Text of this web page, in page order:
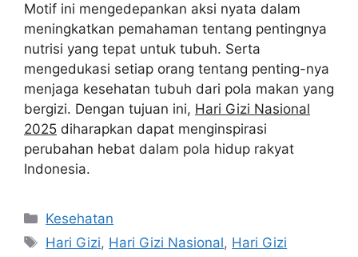
Motif ini mengedepankan aksi nyata dalam
meningkatkan pemahaman tentang pentingnya
nutrisi yang tepat untuk tubuh. Serta
mengedukasi setiap orang tentang penting-nya
menjaga kesehatan tubuh dari pola makan yang
bergizi. Dengan tujuan ini, Hari Gizi Nasional
2025 diharapkan dapat menginspirasi
perubahan hebat dalam pola hidup rakyat
Indonesia.
Categories
Kesehatan
Tags
Hari Gizi, Hari Gizi Nasional, Hari Gizi